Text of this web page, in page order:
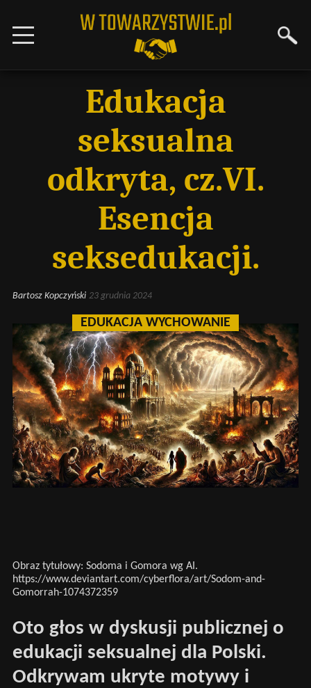
Edukacja
seksualna
odkryta, cz.VI.
Esencja
seksedukacji.
Bartosz Kopczyński 23 grudnia 2024
EDUKACJA WYCHOWANIE
Obraz tytułowy: Sodoma i Gomora wg AI.
https://www.deviantart.com/cyberflora/art/Sodom-and-
Gomorrah-1074372359
Oto głos w dyskusji publicznej o
edukacji seksualnej dla Polski.
Odkrywam ukryte motywy i